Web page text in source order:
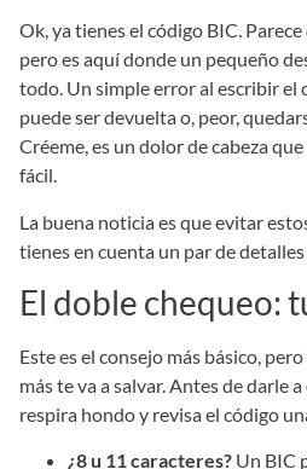
Ok, ya tienes el código BIC.
pero es aquí donde un pequeño
todo. Un simple error al escribir el
puede ser devuelta o, peor,
Créeme, es un dolor de cabeza
fácil.
La buena noticia es que evitar
tienes en cuenta un par de detalles
El doble chequeo:
Este es el consejo más básico,
más te va a salvar. Antes de darle
respira hondo y revisa el código
¿8 u 11 caracteres? Un BIC